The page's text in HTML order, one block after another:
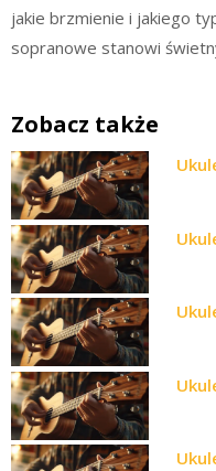
jakie brzmienie i jakiego
sopranowe stanowi
Zobacz także